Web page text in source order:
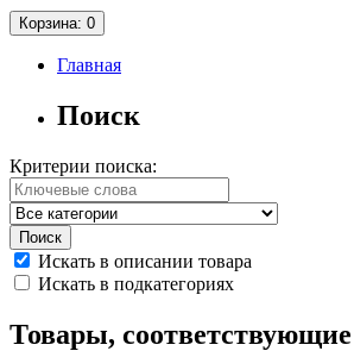
Корзина: 0
Главная
Поиск
Критерии поиска:
Искать в описании товара
Искать в подкатегориях
Товары,